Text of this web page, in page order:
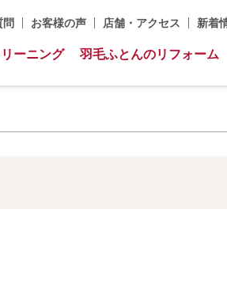
問 お客様の声 店舗・アクセス 新着
ーニング 羽毛ふとんのリフォーム